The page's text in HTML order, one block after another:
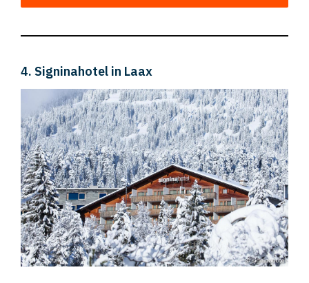
4. Signinahotel in Laax